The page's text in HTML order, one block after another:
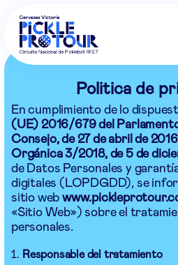
Politica de
En cumplimiento de lo
(UE) 2016/679 del
Consejo, de 27 de abril de 2016
Orgánica 3/2018, de 5 de
de Datos Personales y
digitales (LOPDGDD), se
sitio web
«Sitio Web») sobre el
personales.
Responsable del tratamiento